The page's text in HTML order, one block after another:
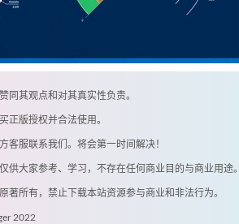
同其观点和对其真实性负责。
正版授权并合法使用。
客服联系我们。将会第一时间解决！
大家参考、学习，不存在任何商业目的与商业用途。
著所有，禁止下载本站资源参与商业和非法行为。
2022